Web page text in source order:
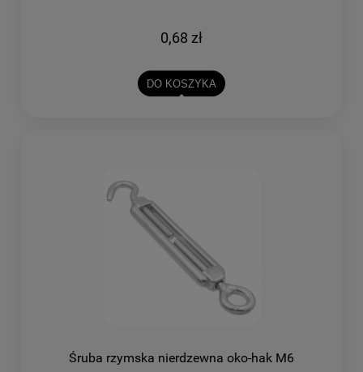
0,68 zł
DO KOSZYKA
Śruba rzymska nierdzewna oko-hak M6